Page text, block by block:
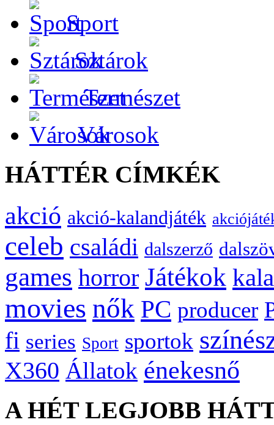
Sport
Sztárok
Természet
Városok
HÁTTÉR CÍMKÉK
akció akció-kalandjáték
celeb családi dalszerző
games horror Játékok
movies nők PC producer
fi series Sport sportok
X360 Állatok énekesnő
A HÉT LEGJOBB